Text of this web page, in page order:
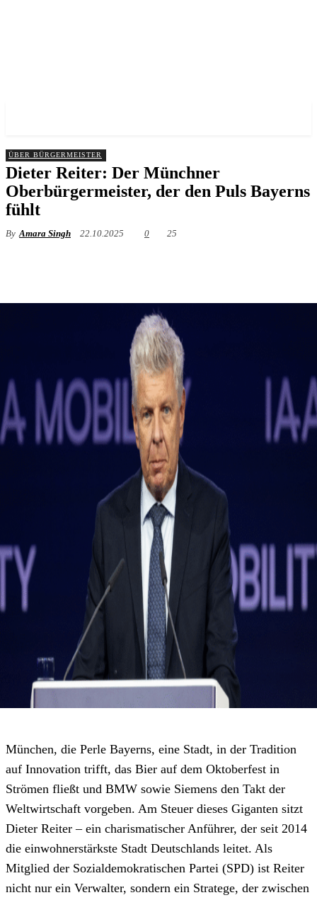
ÜBER BÜRGERMEISTER
Dieter Reiter: Der Münchner
Oberbürgermeister, der den Puls Bayerns
fühlt
By Amara Singh 22.10.2025 0 25
München, die Perle Bayerns, eine Stadt, in der Tradition
auf Innovation trifft, das Bier auf dem Oktoberfest in
Strömen fließt und BMW sowie Siemens den Takt der
Weltwirtschaft vorgeben. Am Steuer dieses Giganten sitzt
Dieter Reiter – ein charismatischer Anführer, der seit 2014
die einwohnerstärkste Stadt Deutschlands leitet. Als
Mitglied der Sozialdemokratischen Partei (SPD) ist Reiter
nicht nur ein Verwalter, sondern ein Stratege, der zwischen